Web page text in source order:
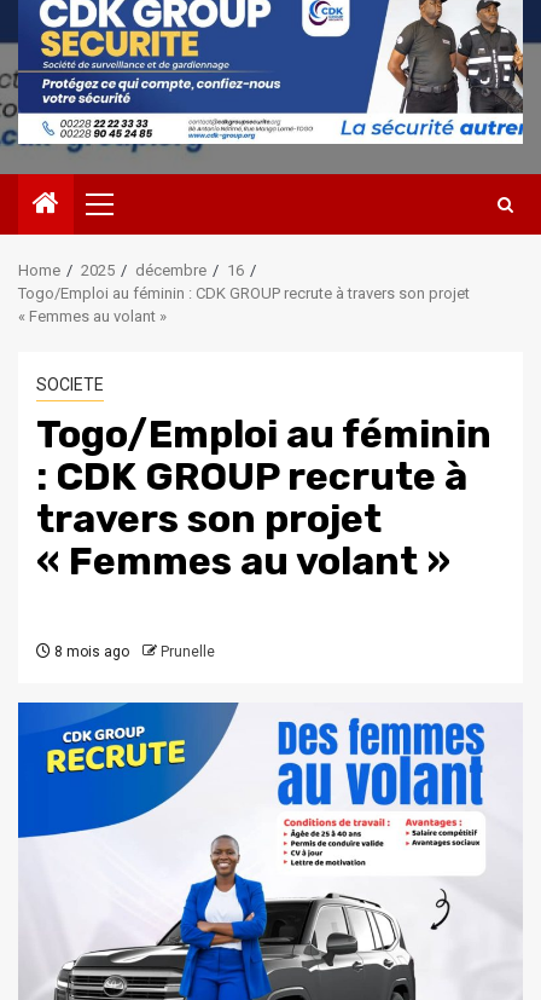
Primary
Menu
Home 2025 décembre
16
Togo/Emploi au féminin : CDK GROUP recrute à travers son projet
« Femmes au volant »
SOCIETE
Togo/Emploi au féminin
: CDK GROUP recrute à
travers son projet
« Femmes au volant »
8 mois ago Prunelle